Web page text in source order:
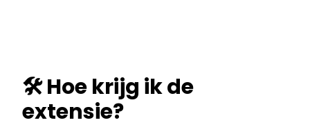
🛠️ Hoe krijg ik de
extensie?